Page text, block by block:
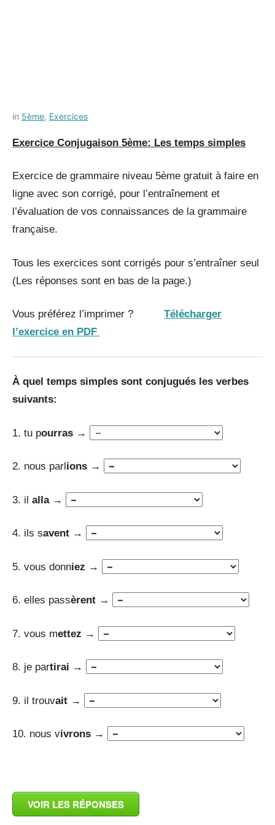
Posted
12
2021
by
rapide
in 5ème, Exercices
Exercice Conjugaison 5ème: Les temps simples
Exercice de grammaire niveau 5ème gratuit à faire en
ligne avec son corrigé, pour l’entraînement et
l’évaluation de vos connaissances de la grammaire
française.
Tous les exercices sont corrigés pour s’entraîner seul
(Les réponses sont en bas de la page.)
Vous préférez l’imprimer ? Télécharger
l’exercice en PDF
À quel temps simples sont conjugués les verbes
suivants:
1. tu pourras →
2. nous parlions →
3. il alla →
4. ils savent →
5. vous donniez →
6. elles passèrent →
7. vous mettez →
8. je partirai →
9. il trouvait →
10. nous vivrons →
VOIR LES RÉPONSES